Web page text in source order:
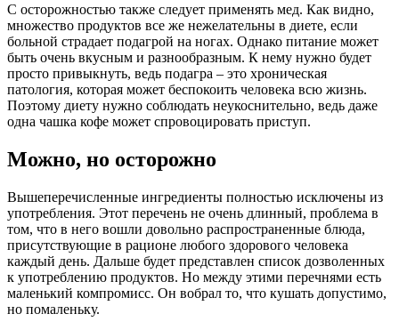
С осторожностью также следует применять мед. Как видно,
множество продуктов все же нежелательны в диете, если
больной страдает подагрой на ногах. Однако питание может
быть очень вкусным и разнообразным. К нему нужно будет
просто привыкнуть, ведь подагра – это хроническая
патология, которая может беспокоить человека всю жизнь.
Поэтому диету нужно соблюдать неукоснительно, ведь даже
одна чашка кофе может спровоцировать приступ.
Можно, но осторожно
Вышеперечисленные ингредиенты полностью исключены из
употребления. Этот перечень не очень длинный, проблема в
том, что в него вошли довольно распространенные блюда,
присутствующие в рационе любого здорового человека
каждый день. Дальше будет представлен список дозволенных
к употреблению продуктов. Но между этими перечнями есть
маленький компромисс. Он вобрал то, что кушать допустимо,
но помаленьку.